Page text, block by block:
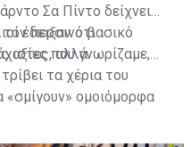
Σα Πίντο δείχνει
τον περσινό βασικό
αλλά
έδειξαν ότι
αξίες που γνωρίζαμε,
τα χέρια του
«σμίγουν» ομοιόμορφα